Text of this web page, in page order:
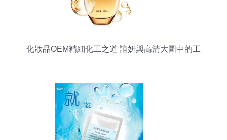
化妝品OEM精細化工之道 誼妍與高清大圖中的工